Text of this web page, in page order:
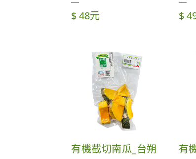
$ 48元 $
有機截切南瓜_台朔 有